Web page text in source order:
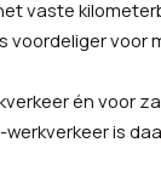
vaste
voor
én voor
is